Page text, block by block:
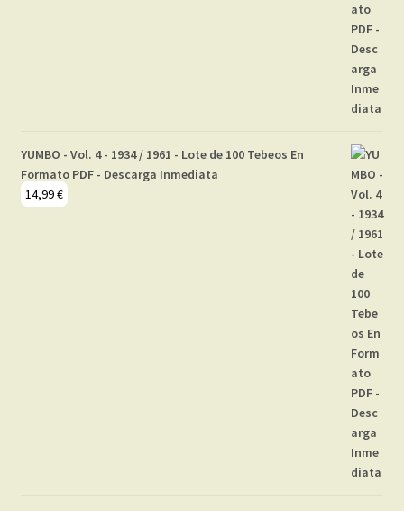
YUMBO - Vol. 4 - 1934 / 1961 - Lote de 100 Tebeos En
Formato PDF - Descarga Inmediata
14,99€